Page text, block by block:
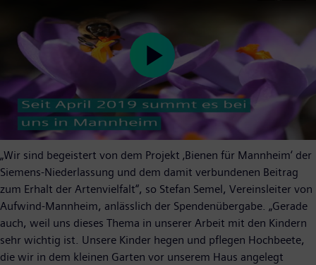
Play
Video
„Wir sind begeistert von dem Projekt ‚Bienen für Mannheim‘ der
Siemens-Niederlassung und dem damit verbundenen Beitrag
zum Erhalt der Artenvielfalt“, so Stefan Semel, Vereinsleiter von
Aufwind-Mannheim, anlässlich der Spendenübergabe. „Gerade
auch, weil uns dieses Thema in unserer Arbeit mit den Kindern
sehr wichtig ist. Unsere Kinder hegen und pflegen Hochbeete,
die wir in dem kleinen Garten vor unserem Haus angelegt